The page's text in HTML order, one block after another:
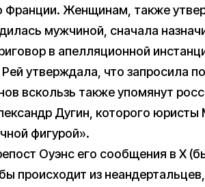
Франции. Женщинам, также
мужчиной, сначала
в апелляционной
Рей утверждала, что запросила
вскользь также упомянут
Дугин, которого юристы
фигурой».
Оуэнс его сообщения в X
происходит из